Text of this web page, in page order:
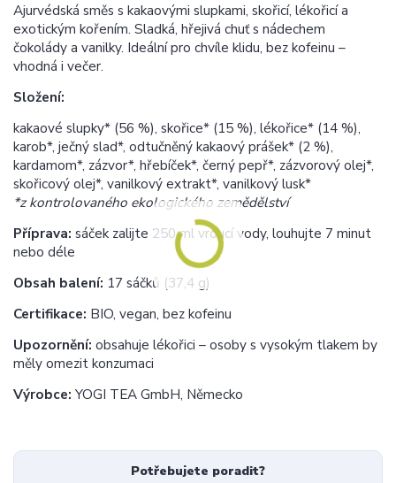
Ajurvédská směs s kakaovými slupkami, skořicí, lékořicí a
exotickým kořením. Sladká, hřejivá chuť s nádechem
čokolády a vanilky. Ideální pro chvíle klidu, bez kofeinu –
vhodná i večer.
Složení:
kakaové slupky* (56 %), skořice* (15 %), lékořice* (14 %),
karob*, ječný slad*, odtučněný kakaový prášek* (2 %),
kardamom*, zázvor*, hřebíček*, černý pepř*, zázvorový olej*,
skořicový olej*, vanilkový extrakt*, vanilkový lusk*
*z kontrolovaného ekologického zemědělství
Příprava: sáček zalijte 250 ml vroucí vody, louhujte 7 minut
nebo déle
Obsah balení: 17 sáčků (37,4 g)
Certifikace: BIO, vegan, bez kofeinu
Upozornění: obsahuje lékořici – osoby s vysokým tlakem by
měly omezit konzumaci
Výrobce: YOGI TEA GmbH, Německo
Potřebujete poradit?